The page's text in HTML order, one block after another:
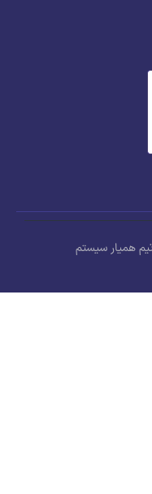
همیار سیستم